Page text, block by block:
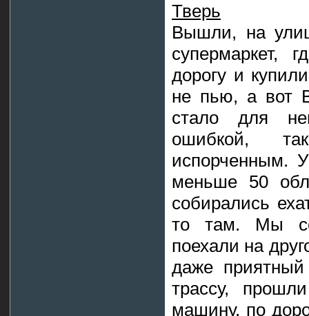
Тверь
Вышли, на
супермаркет,
дорогу и
не пью, а вот
стало для
ошибкой,
испорченным.
меньше 50
собирались
то там. Мы
поехали на
даже
трассу,
машину, по